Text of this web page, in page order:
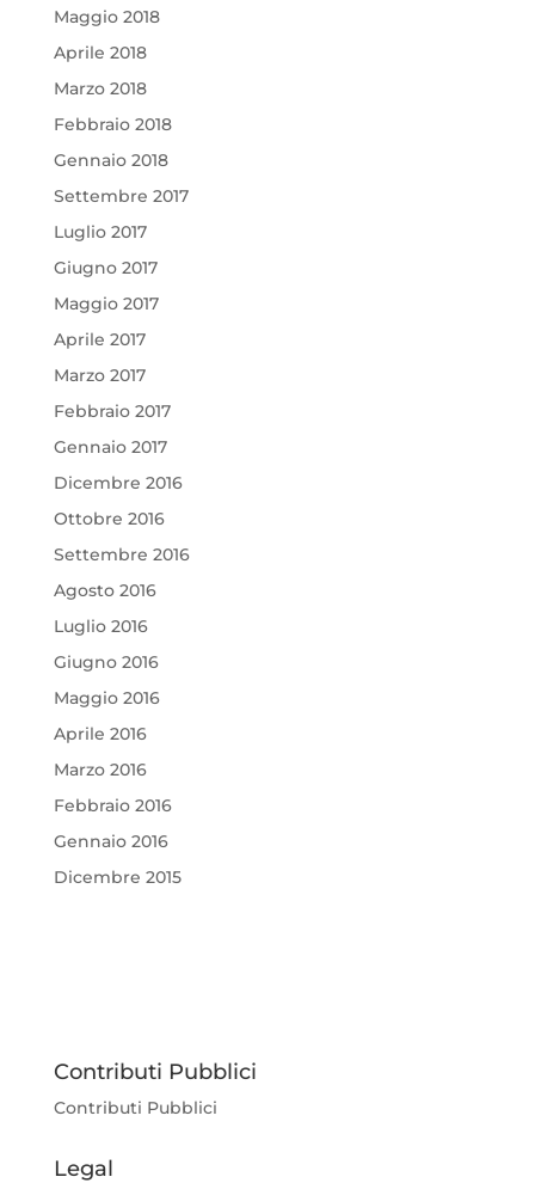
Maggio 2018
Aprile 2018
Marzo 2018
Febbraio 2018
Gennaio 2018
Settembre 2017
Luglio 2017
Giugno 2017
Maggio 2017
Aprile 2017
Marzo 2017
Febbraio 2017
Gennaio 2017
Dicembre 2016
Ottobre 2016
Settembre 2016
Agosto 2016
Luglio 2016
Giugno 2016
Maggio 2016
Aprile 2016
Marzo 2016
Febbraio 2016
Gennaio 2016
Dicembre 2015
Contributi Pubblici
Contributi Pubblici
Legal